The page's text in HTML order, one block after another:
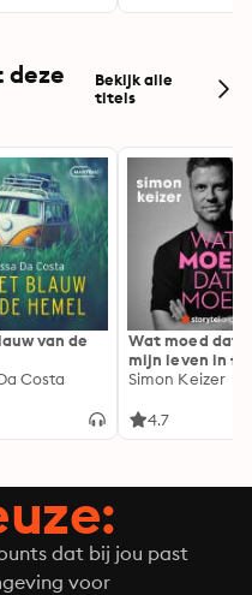
deze
Bekijk alle
titels
van de
Costa
Wat moed dat
mijn leven in
Simon Keizer
4.7
dat bij jou past
voor